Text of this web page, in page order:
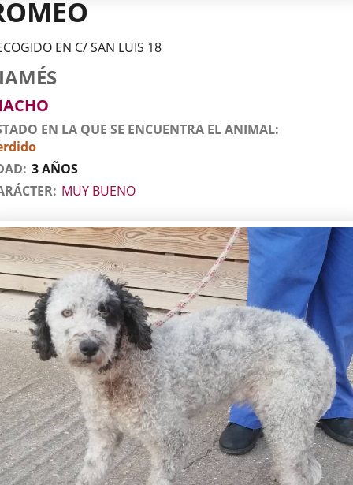
EN C/ SAN LUIS 18
EN LA QUE SE ENCUENTRA EL ANIMAL
3 AÑOS
MUY BUENO